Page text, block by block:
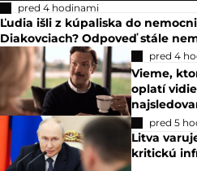
pred 4 hodinami
Ľudia išli z kúpaliska do
Diakovciach? Odpoveď stále
pred 4
Vieme,
oplatí
pred 5
Litva
kritickú